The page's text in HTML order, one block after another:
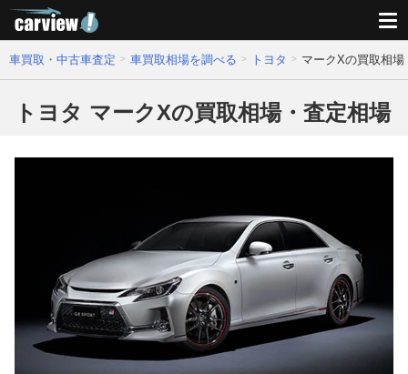
車買取・中古車査定 車買取相場を調べる トヨタ マークXの買取相場
トヨタ マークXの買取相場・査定相場